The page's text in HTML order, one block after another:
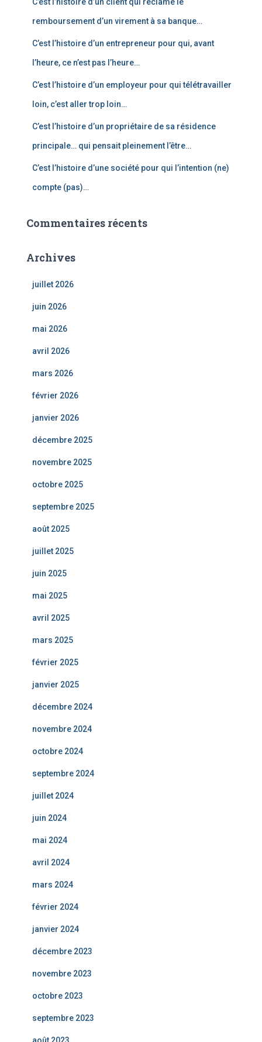
remboursement d’un virement à sa banque…
C’est l’histoire d’un entrepreneur pour qui, avant
l’heure, ce n’est pas l’heure…
C’est l’histoire d’un employeur pour qui télétravailler
loin, c’est aller trop loin…
C’est l’histoire d’un propriétaire de sa résidence
principale… qui pensait pleinement l’être…
C’est l’histoire d’une société pour qui l’intention (ne)
compte (pas)…
Commentaires récents
Archives
juillet 2026
juin 2026
mai 2026
avril 2026
mars 2026
février 2026
janvier 2026
décembre 2025
novembre 2025
octobre 2025
septembre 2025
août 2025
juillet 2025
juin 2025
mai 2025
avril 2025
mars 2025
février 2025
janvier 2025
décembre 2024
novembre 2024
octobre 2024
septembre 2024
juillet 2024
juin 2024
mai 2024
avril 2024
mars 2024
février 2024
janvier 2024
décembre 2023
novembre 2023
octobre 2023
septembre 2023